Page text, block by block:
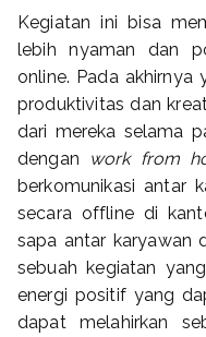
Kegiatan ini bisa
lebih nyaman dan
online. Pada akhirnya
produktivitas dan
dari mereka selama
dengan work from
berkomunikasi antar
secara offline di
sapa antar karyawan
sebuah kegiatan
energi positif yang
dapat melahirkan